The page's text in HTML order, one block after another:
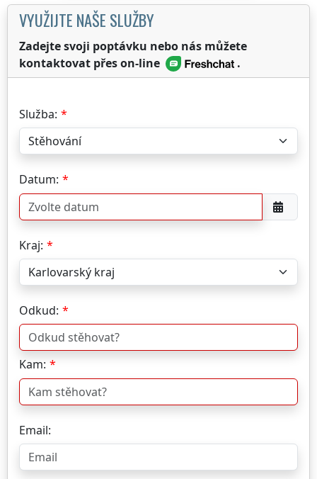
VYUŽIJTE NAŠE SLUŽBY
Zadejte svoji poptávku nebo nás můžete
kontaktovat přes on-line
.
Služba:
Datum:
Kraj:
Odkud:
Kam:
Email: